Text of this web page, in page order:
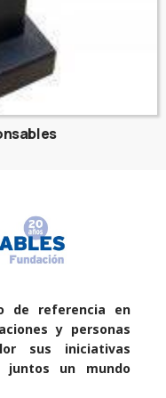
de referencia en
y personas
sus iniciativas
juntos un mundo